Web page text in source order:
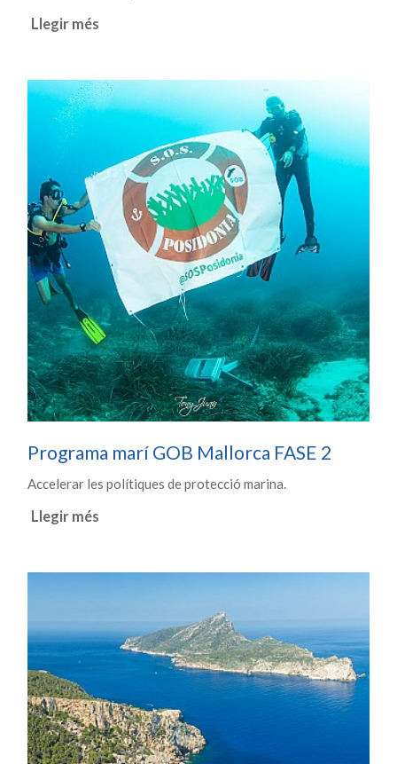
Llegir més
Programa marí GOB Mallorca FASE 2
Accelerar les polítiques de protecció marina.
Llegir més